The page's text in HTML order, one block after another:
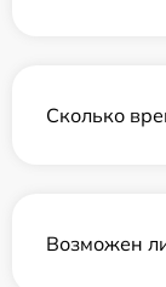
Сколько
Возможен